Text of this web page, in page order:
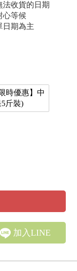
收貨的日期
心等候
日期為主
時優惠】中
5斤裝)
加入LINE